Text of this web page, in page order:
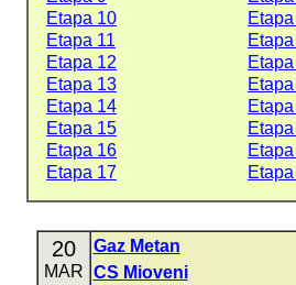
Etapa 10
Etapa 11
Etapa 12
Etapa 13
Etapa 14
Etapa 15
Etapa 16
Etapa 17
20
MAR
Gaz Metan
CS Mioveni